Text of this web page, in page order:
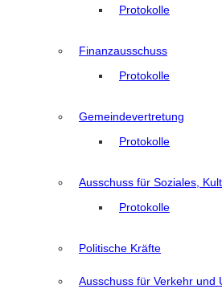
Protokolle
Finanzausschuss
Protokolle
Gemeindevertretung
Protokolle
Ausschuss für Soziales,
Protokolle
Politische Kräfte
Ausschuss für Verkehr und